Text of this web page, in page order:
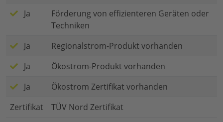
Ja
Förderung von effizienteren Geräten oder
Techniken
Ja
Regionalstrom-Produkt vorhanden
Ja
Ökostrom-Produkt vorhanden
Ja
Ökostrom Zertifikat vorhanden
Zertifikat
TÜV Nord Zertifikat